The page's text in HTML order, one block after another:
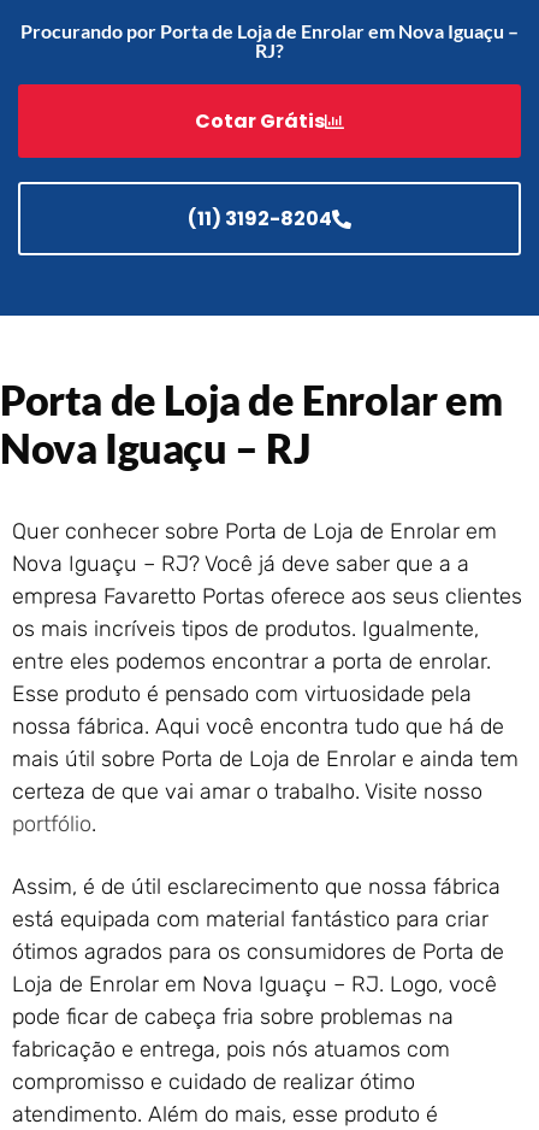
Portão de Garagem de
Enrolar em Teresópolis – RJ
Aldeia – RJ
Portão de Garagem de
Enrolar em São João de
Enrolar em Rio das Ostras –
RJ
Portão de Garagem de
Enrolar em Petrópolis – RJ
Portão de Garagem de
Enrolar em Paraty – RJ
Portão de Garagem de
Enrolar em Nova Iguaçu – RJ
Portão de Garagem de
Enrolar em Nova Friburgo –
RJ
Procurando por Porta de Loja de Enrolar em Nova Iguaçu –
RJ?
Cotar Grátis
(11) 3192-8204
Porta de Loja de Enrolar em
Nova Iguaçu – RJ
Quer conhecer sobre Porta de Loja de Enrolar em
Nova Iguaçu – RJ? Você já deve saber que a a
empresa Favaretto Portas oferece aos seus clientes
os mais incríveis tipos de produtos. Igualmente,
entre eles podemos encontrar a porta de enrolar.
Esse produto é pensado com virtuosidade pela
nossa fábrica. Aqui você encontra tudo que há de
mais útil sobre Porta de Loja de Enrolar e ainda tem
certeza de que vai amar o trabalho. Visite nosso
portfólio.
Assim, é de útil esclarecimento que nossa fábrica
está equipada com material fantástico para criar
ótimos agrados para os consumidores de Porta de
Loja de Enrolar em Nova Iguaçu – RJ. Logo, você
pode ficar de cabeça fria sobre problemas na
fabricação e entrega, pois nós atuamos com
compromisso e cuidado de realizar ótimo
atendimento. Além do mais, esse produto é